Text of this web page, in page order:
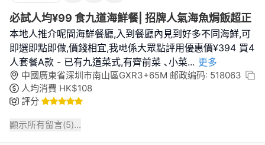
必試人均¥99 食九道海鮮餐| 招牌人氣海魚焗飯超正
本地人推介呢間海鮮餐廳,入到餐廳內見到好多不同海鮮,可
即選即點即做,價錢相宜,我哋係大眾點評用優惠價¥394 買4
人套餐A款 - 已有九道菜式,有齊前菜 ､小菜... 更多
中國廣東省深圳市南山區GXR3+65M 邮政编码: 518063
人均消費 HK$108
評分
顯示所有留言(5)...